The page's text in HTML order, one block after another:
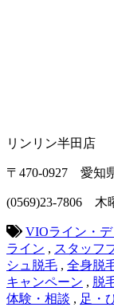
リンリン半田店
〒470-0927 愛知
(0569)23-7806 木
VIOライン・
ライン , スタッフ
シュ脱毛 , 全身脱
キャンペーン , 脱
体験・相談 , 足・